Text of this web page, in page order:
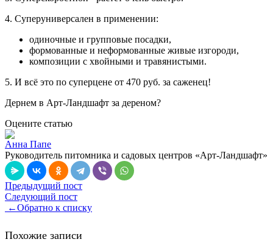
4. Суперуниверсален в применении:
одиночные и групповые посадки,
формованные и неформованные живые изгороди,
композиции с хвойными и травянистыми.
5. И всё это по суперцене от 470 руб. за саженец!
Дернем в Арт-Ландшафт за дереном?
Оцените статью
Анна Папе
Руководитель питомника и садовых центров «Арт-Ландшафт»
Предыдущий пост
Следующий пост
←Обратно к списку
Похожие записи